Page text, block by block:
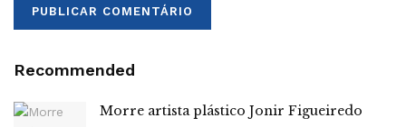
Recommended
Morre artista plástico Jonir Figueiredo